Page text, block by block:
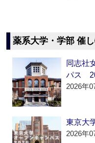
薬系大学・学部 催
同志社
パス
2026年
東京大
2026年